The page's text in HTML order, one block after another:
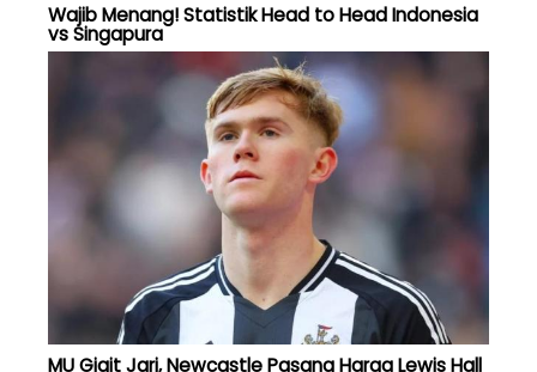
Wajib Menang! Statistik Head to Head Indonesia
vs Singapura
MU Gigit Jari, Newcastle Pasang Harga Lewis Hall